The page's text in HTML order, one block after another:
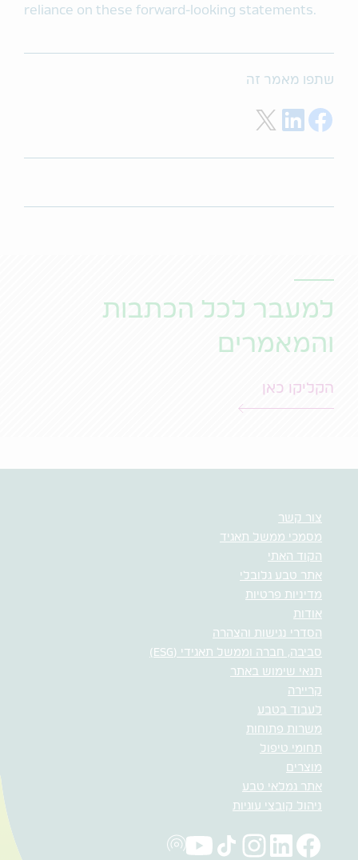
reliance on these forward-looking statements.
שתפו מאמר זה
Share on Facebook
Share on LinkedIn
למעבר לכל הכתבות
והמאמרים
הקליקו כאן
צור קשר
מסמכי ממשל תאגיד
הקוד האתי
אתר טבע גלובלי
מדיניות פרטיות
אודות
הסדרי נגישות והצהרה
סביבה, חברה וממשל תאגידי (ESG)
תנאי שימוש באתר
קריירה
לעבוד בטבע
משרות פתוחות
תחומי טיפול
מוצרים
אתר גמלאי טבע
ניהול קובצי עוגיות